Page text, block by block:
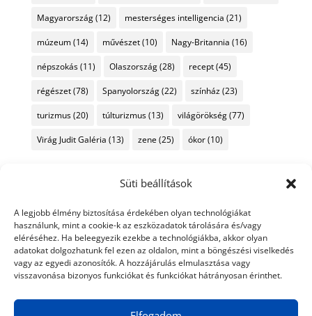
Süti beállítások
A legjobb élmény biztosítása érdekében olyan technológiákat
használunk, mint a cookie-k az eszközadatok tárolására és/vagy
eléréséhez. Ha beleegyezik ezekbe a technológiákba, akkor olyan
adatokat dolgozhatunk fel ezen az oldalon, mint a böngészési viselkedés
vagy az egyedi azonosítók. A hozzájárulás elmulasztása vagy
visszavonása bizonyos funkciókat és funkciókat hátrányosan érinthet.
Magyarország(12) mesterséges intelligencia (21)
múzeum(14) művészet(10) Nagy-Britannia (16)
népszokás(11) Olaszország(28) recept(45)
régészet(78) Spanyolország(22) színház(23)
turizmus(20) túlturizmus(13) világörökség(77)
Virág Judit Galéria (13) zene (25) ókor(10)